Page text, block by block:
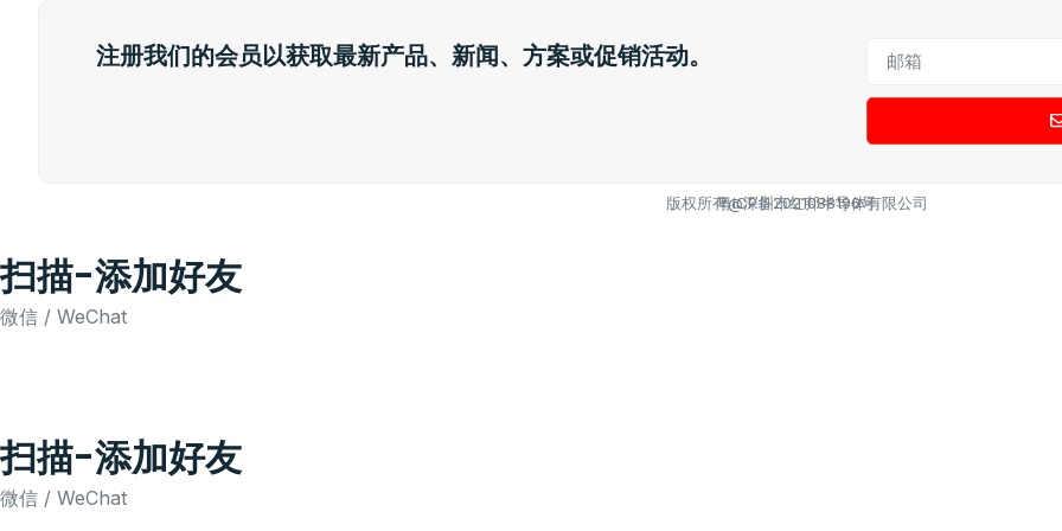
注册我们的会员以获取最新产品、新闻、方案或促销活动。
版权所有@深圳市红邦半导体有限公司
粤ICP备2021088196号
扫描-添加好友
微信 / WeChat
扫描-添加好友
微信 / WeChat